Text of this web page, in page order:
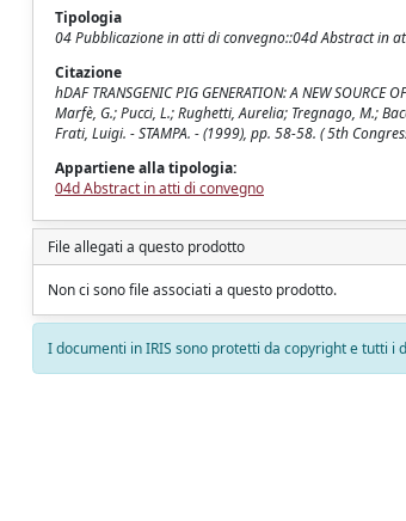
Tipologia
04 Pubblicazione in atti di convegno::04d Abstract in
Citazione
hDAF TRANSGENIC PIG GENERATION: A NEW
Marfè, G.; Pucci, L.; Rughetti, Aurelia; Tregnago, M.;
Frati, Luigi. - STAMPA. - (1999), pp. 58-58. ( 5th
Appartiene alla tipologia:
04d Abstract in atti di convegno
File allegati a questo prodotto
Non ci sono file associati a questo prodotto.
I documenti in IRIS sono protetti da copyright e tutti